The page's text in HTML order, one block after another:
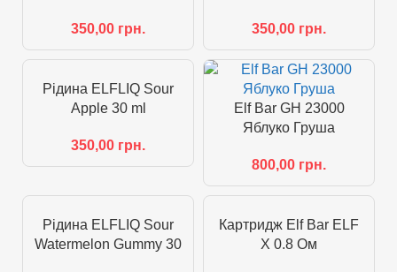
350,00 грн. 350,00 грн.
Рідина ELFLIQ Sour
Apple 30 ml
350,00 грн.
Elf Bar GH 23000
Яблуко Груша
800,00 грн.
Рідина ELFLIQ Sour
Watermelon Gummy 30
Картридж Elf Bar ELF
X 0.8 Ом